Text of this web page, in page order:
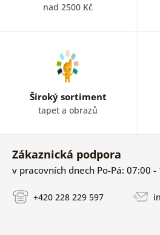
nad 2500 Kč
Široký sortiment
tapet a obrazů
Zákaznická podpora
v pracovních dnech Po-Pá: 07:00 -
+420 228 229 597